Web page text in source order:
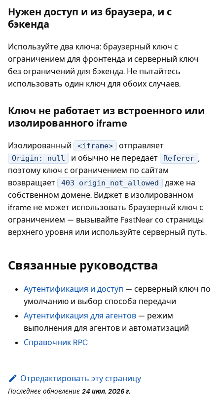
Нужен доступ и из браузера, и с
бэкенда
Используйте два ключа: браузерный ключ с
ограничением для фронтенда и серверный ключ
без ограничений для бэкенда. Не пытайтесь
использовать один ключ для обоих случаев.
Ключ не работает из встроенного или
изолированного iframe
Изолированный <iframe> отправляет
Origin: null и обычно не передаёт Referer ,
поэтому ключ с ограничением по сайтам
возвращает
403 origin_not_allowed
даже на
собственном домене. Виджет в изолированном
iframe не может использовать браузерный ключ с
ограничением — вызывайте FastNear со страницы
верхнего уровня или используйте серверный путь.
Связанные руководства
Аутентификация и доступ — серверный ключ по
умолчанию и выбор способа передачи
Аутентификация для агентов — режим
выполнения для агентов и автоматизаций
Справочник RPC
Отредактировать эту страницу
Последнее обновление 24 июл. 2026 г.